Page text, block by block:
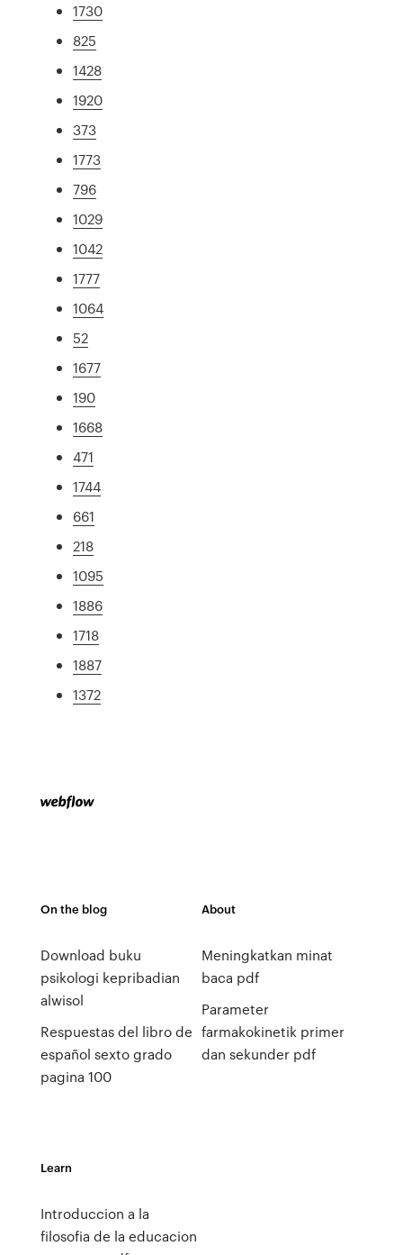
1730
825
1428
1920
373
1773
796
1029
1042
1777
1064
52
1677
190
1668
471
1744
661
218
1095
1886
1718
1887
1372
On the blog
Download buku
psikologi kepribadian
alwisol
Respuestas del libro de
español sexto grado
pagina 100
About
Meningkatkan minat
baca pdf
Parameter
farmakokinetik primer
dan sekunder pdf
Learn
Introduccion a la
filosofia de la educacion